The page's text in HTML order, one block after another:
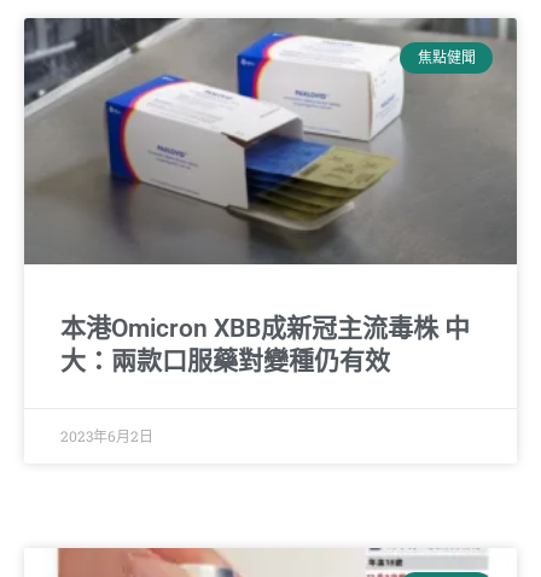
焦點健聞
本港Omicron XBB成新冠主流毒株 中
大：兩款口服藥對變種仍有效
2023年6月2日